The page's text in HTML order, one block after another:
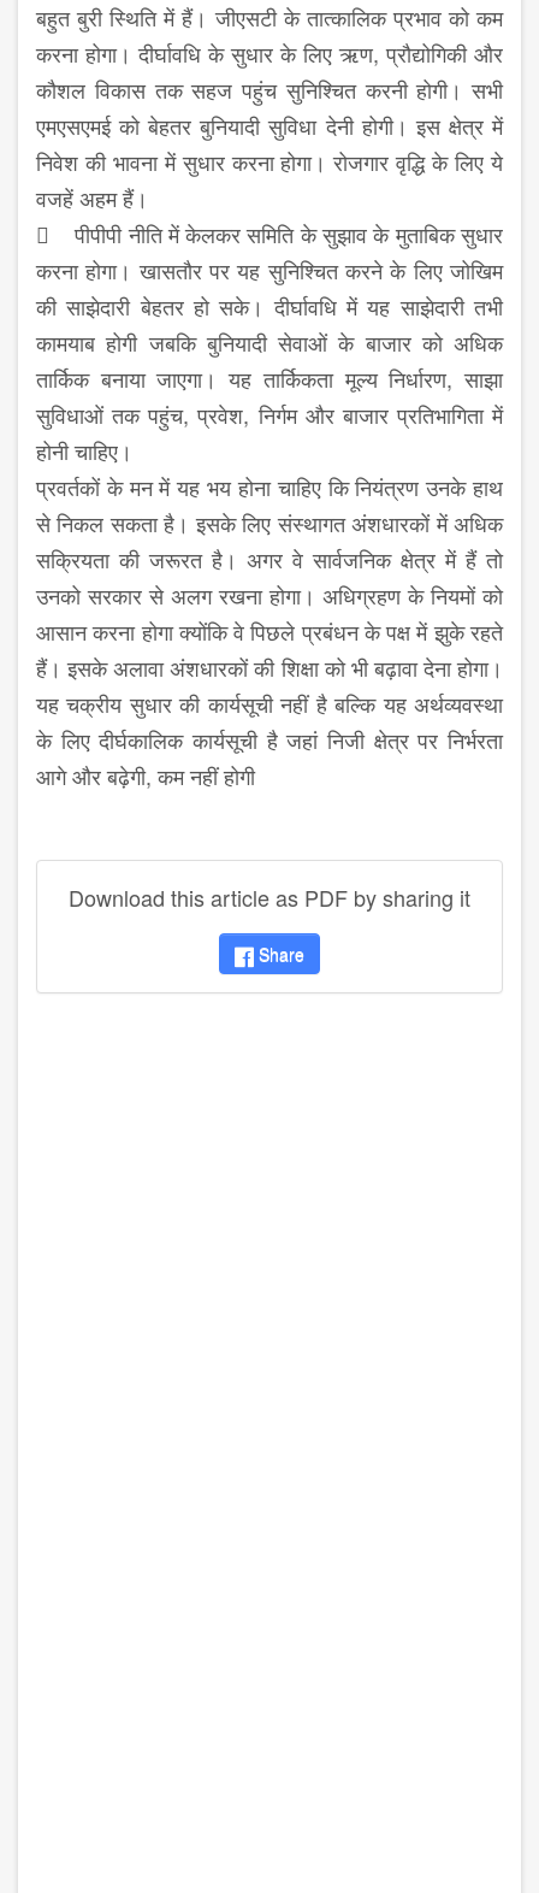
बहुत बुरी स्थिति में हैं। जीएसटी के तात्कालिक प्रभाव को कम
करना होगा। दीर्घावधि के सुधार के लिए ऋण, प्रौद्योगिकी और
कौशल विकास तक सहज पहुंच सुनिश्चित करनी होगी। सभी
एमएसएमई को बेहतर बुनियादी सुविधा देनी होगी। इस क्षेत्र में
निवेश की भावना में सुधार करना होगा। रोजगार वृद्धि के लिए ये
वजहें अहम हैं।
 पीपीपी नीति में केलकर समिति के सुझाव के मुताबिक सुधार
करना होगा। खासतौर पर यह सुनिश्चित करने के लिए जोखिम
की साझेदारी बेहतर हो सके। दीर्घावधि में यह साझेदारी तभी
कामयाब होगी जबकि बुनियादी सेवाओं के बाजार को अधिक
तार्किक बनाया जाएगा। यह तार्किकता मूल्य निर्धारण, साझा
सुविधाओं तक पहुंच, प्रवेश, निर्गम और बाजार प्रतिभागिता में
होनी चाहिए।
प्रवर्तकों के मन में यह भय होना चाहिए कि नियंत्रण उनके हाथ
से निकल सकता है। इसके लिए संस्थागत अंशधारकों में अधिक
सक्रियता की जरूरत है। अगर वे सार्वजनिक क्षेत्र में हैं तो
उनको सरकार से अलग रखना होगा। अधिग्रहण के नियमों को
आसान करना होगा क्योंकि वे पिछले प्रबंधन के पक्ष में झुके रहते
हैं। इसके अलावा अंशधारकों की शिक्षा को भी बढ़ावा देना होगा।
यह चक्रीय सुधार की कार्यसूची नहीं है बल्कि यह अर्थव्यवस्था
के लिए दीर्घकालिक कार्यसूची है जहां निजी क्षेत्र पर निर्भरता
आगे और बढ़ेगी, कम नहीं होगी
Download this article as PDF by sharing it
Share